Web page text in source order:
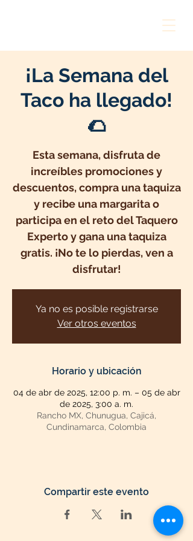
¡La Semana del
Taco ha llegado!
🌮
Esta semana, disfruta de
increíbles promociones y
descuentos, compra una taquiza
y recibe una margarita o
participa en el reto del Taquero
Experto y gana una taquiza
gratis. ¡No te lo pierdas, ven a
Ya no es posible registrarse
Ver otros eventos
Horario y ubicación
04 de abr de 2025, 12:00 p. m. – 05 de abr
de 2025, 3:00 a. m.
Rancho MX, Chunugua, Cajicá,
Cundinamarca, Colombia
Compartir este evento